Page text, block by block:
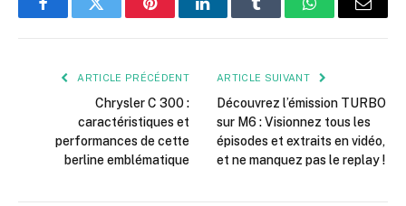
FacebookTwitter PinterestLinkedInTumblr WhatsApp
E-
ARTICLE PRÉCÉDENT
Chrysler C 300 :
caractéristiques et
performances de cette
berline emblématique
ARTICLE SUIVANT
Découvrez l’émission TURBO
sur M6 : Visionnez tous les
épisodes et extraits en vidéo,
et ne manquez pas le replay !